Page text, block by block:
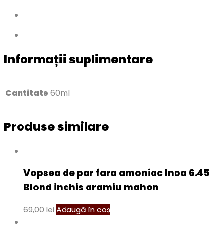
Informații suplimentare
Cantitate 60ml
Produse similare
Vopsea de par fara amoniac Inoa 6.45
Blond inchis aramiu mahon
69,00 lei Adaugă în coș